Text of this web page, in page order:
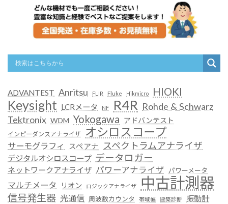
ADVANTEST Anritsu FLIR Fluke Hikmicro HIOKI
Keysight LCRメータ NF R4R Rohde & Schwarz
Tektronix WDM Yokogawa アドバンテスト
インピーダンスアナライザ オシロスコープ
サーモグラフィ スペアナ スペクトラムアナライザ
デジタルオシロスコープ データロガー
ネットワークアナライザ パワーアナライザ パワーメータ
マルチメータ リオン ロジックアナライザ 中古計測器
信号発生器 光通信 周波数カウンタ 帯域幅 建築診断
振動計